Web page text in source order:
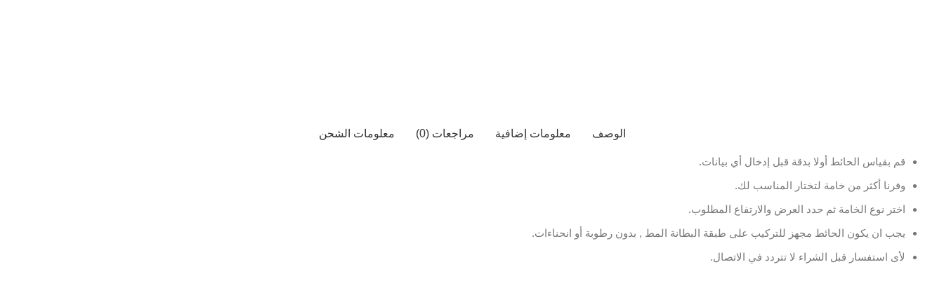
الوصف معلومات إضافية مراجعات (0) معلومات الشحن
قم بقياس الحائط أولا بدقة قبل إدخال أي بيانات.
وفرنا أكثر من خامة لتختار المناسب لك.
اختر نوع الخامة ثم حدد العرض والارتفاع المطلوب.
يجب ان يكون الحائط مجهز للتركيب على طبقة البطانة المط , بدون رطوبة أو انحناءات.
لأى استفسار قبل الشراء لا تتردد في الاتصال.